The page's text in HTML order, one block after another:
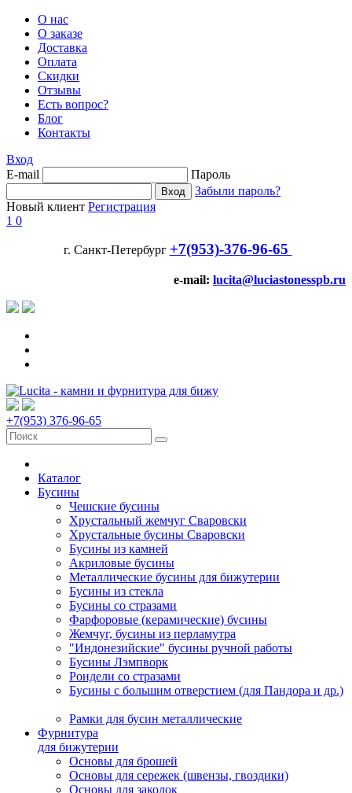
О нас
О заказе
Доставка
Оплата
Скидки
Отзывы
Есть вопрос?
Блог
Контакты
Вход
E-mail
Пароль
Забыли пароль?
Новый клиент Регистрация
1 0
г. Санкт-Петербург +7(953)-376-96-65
e-mail: lucita@luciastonesspb.ru
+7(953) 376-96-65
Каталог
Бусины
Чешские бусины
Хрустальный жемчуг Сваровски
Хрустальные бусины Сваровски
Бусины из камней
Акриловые бусины
Металлические бусины для бижутерии
Бусины из стекла
Бусины со стразами
Фарфоровые (керамические) бусины
Жемчуг, бусины из перламутра
"Индонезийские" бусины ручной работы
Бусины Лэмпворк
Рондели со стразами
Бусины с большим отверстием (для Пандора и др.)
Рамки для бусин металлические
Фурнитура
для бижутерии
Основы для брошей
Основы для сережек (швензы, гвоздики)
Основы для заколок